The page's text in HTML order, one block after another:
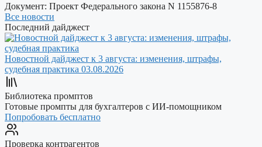
Документ: Проект Федерального закона N 1155876-8
Все новости
Последний дайджест
Новостной дайджест к 3 августа: изменения, штрафы,
судебная практика 03.08.2026
Библиотека промптов
Готовые промпты для бухгалтеров с ИИ-помощником
Попробовать бесплатно
Проверка контрагентов